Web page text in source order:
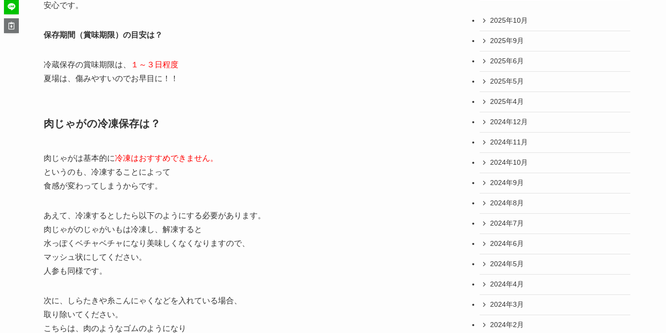
安心です。
保存期間（賞味期限）の目安は？
冷蔵保存の賞味期限は、
１～３日程度
夏場は、傷みやすいのでお早目に！！
肉じゃがの冷凍保存は？
肉じゃがは基本的に冷凍はおすすめできません。
というのも、冷凍することによって
食感が変わってしまうからです。
あえて、冷凍するとしたら以下のようにする必要があります。
肉じゃがのじゃがいもは冷凍し、解凍すると
水っぽくベチャベチャになり美味しくなくなりますので、
マッシュ状にしてください。
人参も同様です。
次に、しらたきや糸こんにゃくなどを入れている場合、
取り除いてください。
こちらは、肉のようなゴムのようになり
2025年10月
2025年9月
2025年6月
2025年5月
2025年4月
2024年12月
2024年11月
2024年10月
2024年9月
2024年8月
2024年7月
2024年6月
2024年5月
2024年4月
2024年3月
2024年2月